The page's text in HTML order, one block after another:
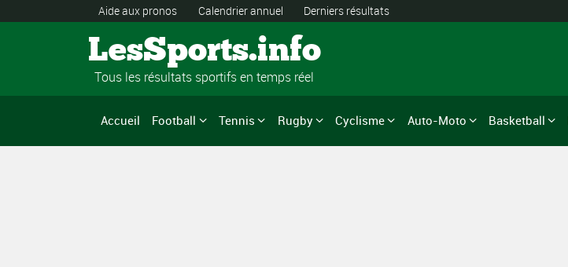
Aide aux pronos Calendrier annuel Derniers résultats
LesSports.info
Tous les résultats sportifs en temps réel
Accueil Football Tennis Rugby Cyclisme Auto-Moto Basketball